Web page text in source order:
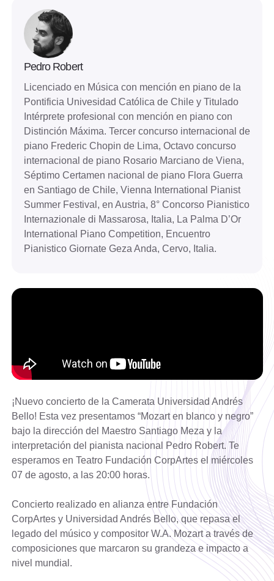
Pedro Robert
Licenciado en Música con mención en piano de la
Pontificia Univesidad Católica de Chile y Titulado
Intérprete profesional con mención en piano con
Distinción Máxima. Tercer concurso internacional de
piano Frederic Chopin de Lima, Octavo concurso
internacional de piano Rosario Marciano de Viena,
Séptimo Certamen nacional de piano Flora Guerra
en Santiago de Chile, Vienna International Pianist
Summer Festival, en Austria, 8° Concorso Pianistico
Internazionale di Massarosa, Italia, La Palma D’Or
International Piano Competition, Encuentro
Pianistico Giornate Geza Anda, Cervo, Italia.
¡Nuevo concierto de la Camerata Universidad Andrés
Bello! Esta vez presentamos “Mozart en blanco y negro”
bajo la dirección del Maestro Santiago Meza y la
interpretación del pianista nacional Pedro Robert. Te
esperamos en Teatro Fundación CorpArtes el miércoles
07 de agosto, a las 20:00 horas.
Concierto realizado en alianza entre Fundación
CorpArtes y Universidad Andrés Bello, que repasa el
legado del músico y compositor W.A. Mozart a través de
composiciones que marcaron su grandeza e impacto a
nivel mundial.